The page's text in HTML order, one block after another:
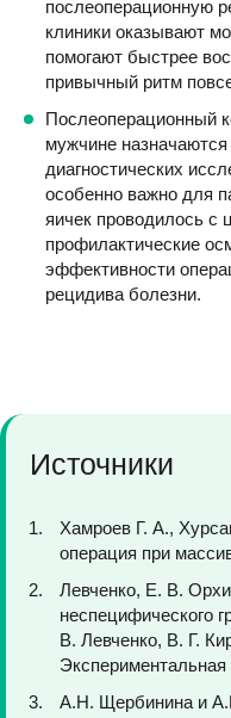
послеоперационную
клиники оказывают
помогают быстрее
привычный ритм
Послеоперационный
мужчине
диагностических
особенно важно для
яичек проводилось с
профилактические
эффективности
рецидива болезни.
Источники
Хамроев Г. А.,
операция при
Левченко, Е. В.
неспецифического
В. Левченко, В. Г.
А.Н. Щербинина и